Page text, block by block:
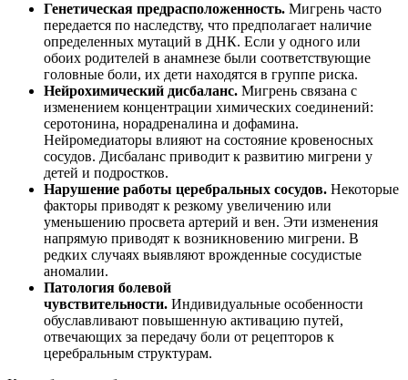
Генетическая предрасположенность. Мигрень часто
передается по наследству, что предполагает наличие
определенных мутаций в ДНК. Если у одного или
обоих родителей в анамнезе были соответствующие
головные боли, их дети находятся в группе риска.
Нейрохимический дисбаланс. Мигрень связана с
изменением концентрации химических соединений:
серотонина, норадреналина и дофамина.
Нейромедиаторы влияют на состояние кровеносных
сосудов. Дисбаланс приводит к развитию мигрени у
детей и подростков.
Нарушение работы церебральных сосудов. Некоторые
факторы приводят к резкому увеличению или
уменьшению просвета артерий и вен. Эти изменения
напрямую приводят к возникновению мигрени. В
редких случаях выявляют врожденные сосудистые
аномалии.
Патология болевой
чувствительности. Индивидуальные особенности
обуславливают повышенную активацию путей,
отвечающих за передачу боли от рецепторов к
церебральным структурам.